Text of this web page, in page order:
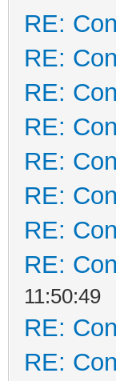
RE:
RE:
RE:
RE:
RE:
RE:
RE:
RE:
11:50:49
RE:
RE: